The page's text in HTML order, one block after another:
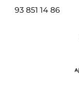
93 851 14 86